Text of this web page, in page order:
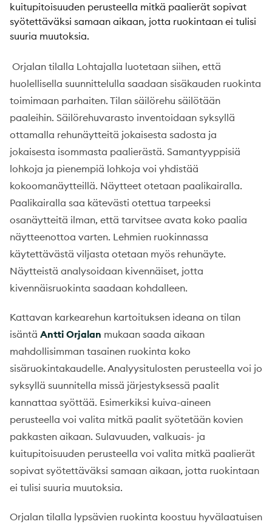
kuitupitoisuuden perusteella mitkä paalierät sopivat
syötettäväksi samaan aikaan, jotta ruokintaan ei tulisi
suuria muutoksia.
Orjalan tilalla Lohtajalla luotetaan siihen, että
huolellisella suunnittelulla saadaan sisäkauden ruokinta
toimimaan parhaiten. Tilan säilörehu säilötään
paaleihin. Säilörehuvarasto inventoidaan syksyllä
ottamalla rehunäytteitä jokaisesta sadosta ja
jokaisesta isommasta paalierästä. Samantyyppisiä
lohkoja ja pienempiä lohkoja voi yhdistää
kokoomanäytteillä. Näytteet otetaan paalikairalla.
Paalikairalla saa kätevästi otettua tarpeeksi
osanäytteitä ilman, että tarvitsee avata koko paalia
näytteenottoa varten. Lehmien ruokinnassa
käytettävästä viljasta otetaan myös rehunäyte.
Näytteistä analysoidaan kivennäiset, jotta
kivennäisruokinta saadaan kohdalleen.
Kattavan karkearehun kartoituksen ideana on tilan
isäntä Antti Orjalan mukaan saada aikaan
mahdollisimman tasainen ruokinta koko
sisäruokintakaudelle. Analyysitulosten perusteella voi jo
syksyllä suunnitella missä järjestyksessä paalit
kannattaa syöttää. Esimerkiksi kuiva-aineen
perusteella voi valita mitkä paalit syötetään kovien
pakkasten aikaan. Sulavuuden, valkuais- ja
kuitupitoisuuden perusteella voi valita mitkä paalierät
sopivat syötettäväksi samaan aikaan, jotta ruokintaan
ei tulisi suuria muutoksia.
Orjalan tilalla lypsävien ruokinta koostuu hyvälaatuisen